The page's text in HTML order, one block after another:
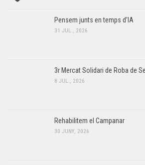
Pensem junts en temps d’IA
31 JUL., 2026
3r Mercat Solidari de Roba de
8 JUL., 2026
Rehabilitem el Campanar
30 JUNY, 2026